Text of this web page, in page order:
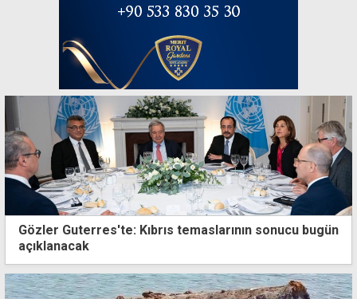
Gözler Guterres'te: Kıbrıs temaslarının sonucu bugün
açıklanacak